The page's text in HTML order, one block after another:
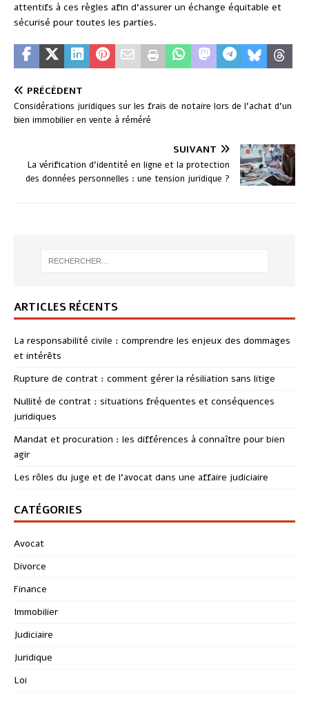
attentifs à ces règles afin d’assurer un échange équitable et
sécurisé pour toutes les parties.
PRÉCÉDENT
Considérations juridiques sur les frais de notaire lors de l’achat d’un
bien immobilier en vente à réméré
SUIVANT
La vérification d’identité en ligne et la protection
des données personnelles : une tension juridique ?
ARTICLES RÉCENTS
La responsabilité civile : comprendre les enjeux des dommages
et intérêts
Rupture de contrat : comment gérer la résiliation sans litige
Nullité de contrat : situations fréquentes et conséquences
juridiques
Mandat et procuration : les différences à connaître pour bien
agir
Les rôles du juge et de l’avocat dans une affaire judiciaire
CATÉGORIES
Avocat
Divorce
Finance
Immobilier
Judiciaire
Juridique
Loi